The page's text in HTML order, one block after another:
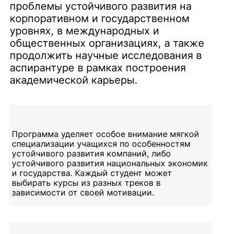
проблемы устойчивого развития на
корпоративном и государственном
уровнях, в международных и
общественных организациях, а также
продолжить научные исследования в
аспирантуре в рамках построения
академической карьеры.
Программа уделяет особое внимание мягкой
специализации учащихся по особенностям
устойчивого развития компаний, либо
устойчивого развития национальных экономик
и государства. Каждый студент может
выбирать курсы из разных треков в
зависимости от своей мотивации.